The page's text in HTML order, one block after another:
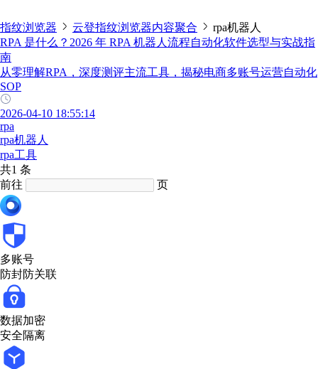
指纹浏览器 云登指纹浏览器内容聚合
rpa机器人
RPA 是什么？2026 年 RPA 机器人流程自动化软件选型与实战指
南
从零理解RPA，深度测评主流工具，揭秘电商多账号运营自动化
SOP
2026-04-10 18:55:14
rpa
rpa机器人
rpa工具
共1 条
前往
页
多账号
防封防关联
数据加密
安全隔离